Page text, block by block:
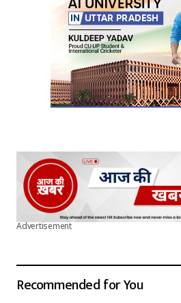
Advertisement
Recommended for You